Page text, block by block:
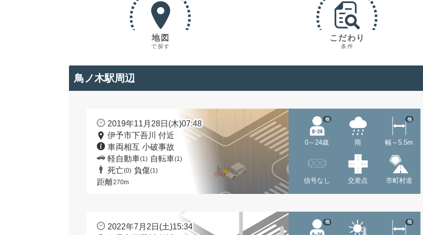
地図
で探す
こだわり
条件
鳥ノ木駅周辺
2019年11月28日(木)07:48
伊予市下吾川 付近
車両相互 小破事故
軽自動車(1) 自転車(1)
死亡(0) 負傷(1)
距離270m
0～24歳
他
雨 幅～5.5m
他
信号なし 交差点 市町村道
2022年7月2日(土)15:34
他 他